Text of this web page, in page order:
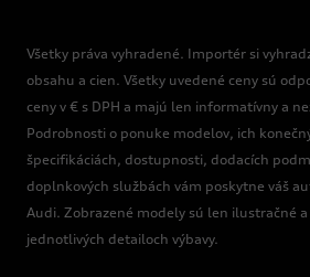
Všetky práva vyhradené. Importér si
obsahu a cien. Všetky uvedené ceny sú
ceny v € s DPH a majú len informatívny a
Podrobnosti o ponuke modelov, ich
špecifikáciách, dostupnosti, dodacích
doplnkových službách vám poskytne váš
Audi. Zobrazené modely sú len ilustračné
jednotlivých detailoch výbavy.